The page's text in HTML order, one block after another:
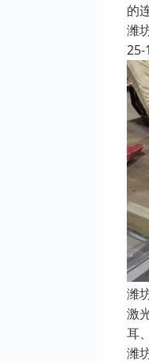
的
潍
25-
潍
激
耳
潍